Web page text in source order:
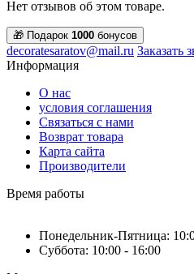
Нет отзывов об этом товаре.
🎁 Подарок 1000 бонусов
decoratesaratov@mail.ru Заказать
Информация
О нас
условия соглашения
Связаться с нами
Возврат товара
Карта сайта
Производители
Время работы
Понедельник-Пятница:
Суббота: 10:00 - 16:00